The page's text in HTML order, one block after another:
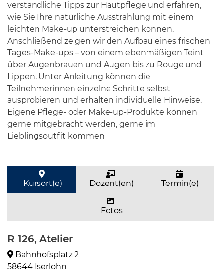
verständliche Tipps zur Hautpflege und erfahren,
wie Sie Ihre natürliche Ausstrahlung mit einem
leichten Make-up unterstreichen können.
Anschließend zeigen wir den Aufbau eines frischen
Tages-Make-ups – von einem ebenmäßigen Teint
über Augenbrauen und Augen bis zu Rouge und
Lippen. Unter Anleitung können die
Teilnehmerinnen einzelne Schritte selbst
ausprobieren und erhalten individuelle Hinweise.
Eigene Pflege- oder Make-up-Produkte können
gerne mitgebracht werden, gerne im
Lieblingsoutfit kommen
Kursort(e) Dozent(en) Termin(e)
Fotos
R 126, Atelier
Bahnhofsplatz 2
58644 Iserlohn